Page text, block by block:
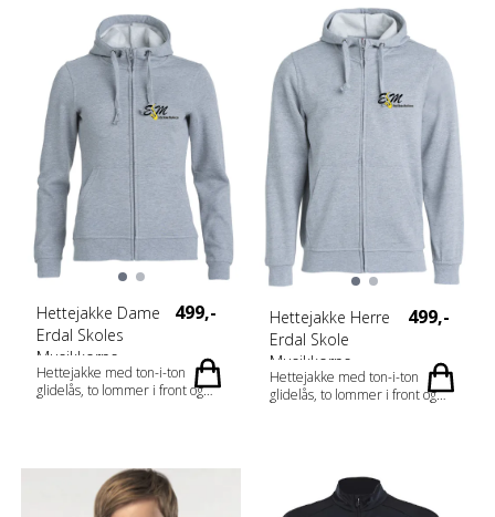
visibility orange [170] 85%
polyester og 15% bomull).
Gender Junior Vekt 280 g/m2
Materiale: 65 % Polyester, 35 %
Bomull (visibility yellow [11]
visibility orange [170] 85 %
Polyester og 15 % Bomull) Vekt:
280 g/m2 Kjønn: Unisex
Halskant: Hood Erme: Long
Sleeve
Målskjema:
CH_fr-CH_fr_es_pt_storlek.pdf
Hettejakke Dame
Erdal Skoles
Musikkorps
499,-
Hettejakke med ton-i-ton
glidelås, to lommer i front og
for hodetelefoner. Materiale: 65
% Polyester, 35 % Bomull Vekt:
Hettejakke Herre
Erdal Skole
Musikkorps
499,-
Hettejakke med ton-i-ton
glidelås, to lommer i front og
for hodetelefoner. Materiale: 65
% Polyester, 35 % Bomull Vekt: